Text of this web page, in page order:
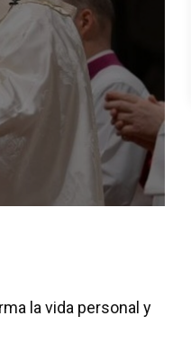
la vida personal y